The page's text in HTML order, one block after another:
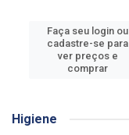
Faça seu login ou
cadastre-se para
ver preços e
comprar
Higiene